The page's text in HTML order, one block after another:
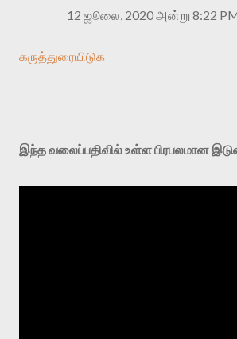
12 ஜூலை, 2020 அன்று 8:22
கருத்துரையிடுக
இந்த வலைப்பதிவில் உள்ள பிரபலமான